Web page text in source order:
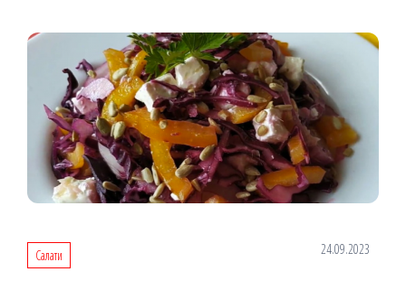
Салати 24.09.2023